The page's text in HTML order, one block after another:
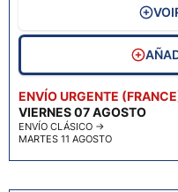
ENVÍO URGENTE
VIERNES 07 AGOSTO
ENVÍO CLÁSICO →
MARTES 11 AGOSTO